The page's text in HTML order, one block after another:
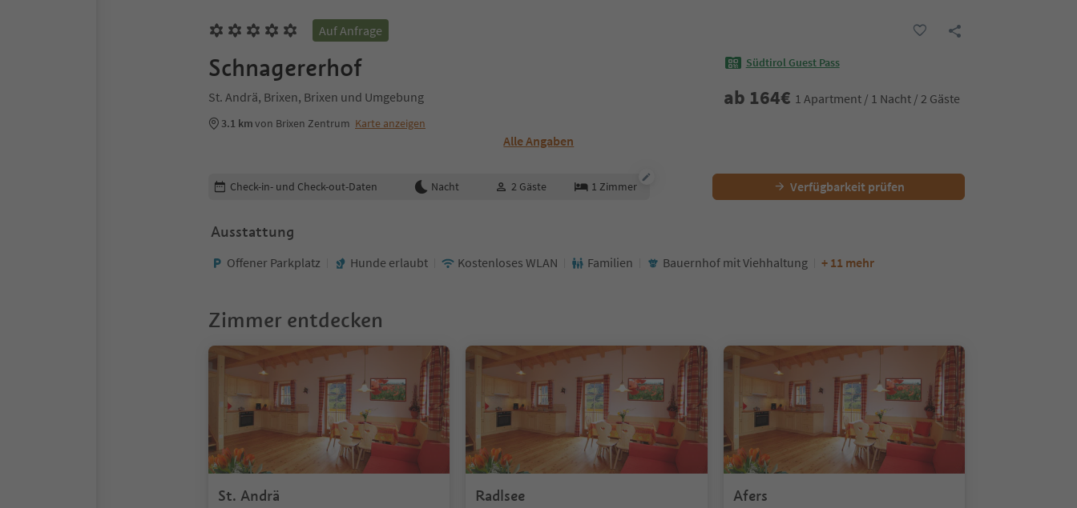
Auf Anfrage
Schnagererhof
St. Andrä, Brixen, Brixen und Umgebung
3.1 kmvon Brixen Zentrum Karte anzeigen
Alle Angaben
Südtirol Guest Pass
ab 164€ 1 Apartment / 1 Nacht / 2 Gäste
Buchungsdetails bearbeiten
Check-in- und Check-out-Daten Nacht 2 Gäste 1 Zimmer Verfügbarkeit prüfen
Ausstattung
Offener Parkplatz Hunde erlaubt Kostenloses WLAN Familien Bauernhof mit Viehhaltung + 11 mehr
Zimmer entdecken
St. Andrä Radlsee Afers